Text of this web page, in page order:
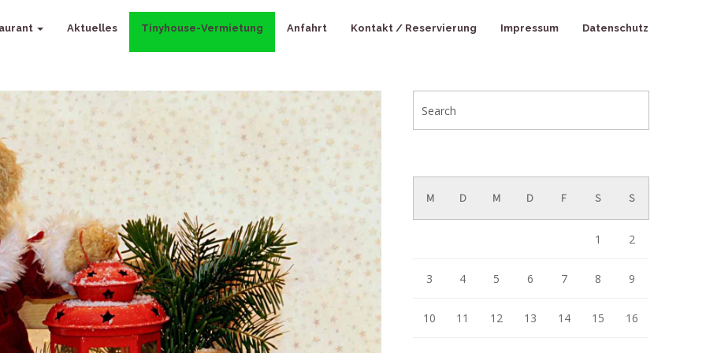
Aktuelles Tinyhouse-Vermietung Anfahrt Kontakt / Reservierung Impressum Datenschutz
M D M D F S S
1 2
3 4 5 6 7 8 9
10 11 12 13 14 15 16